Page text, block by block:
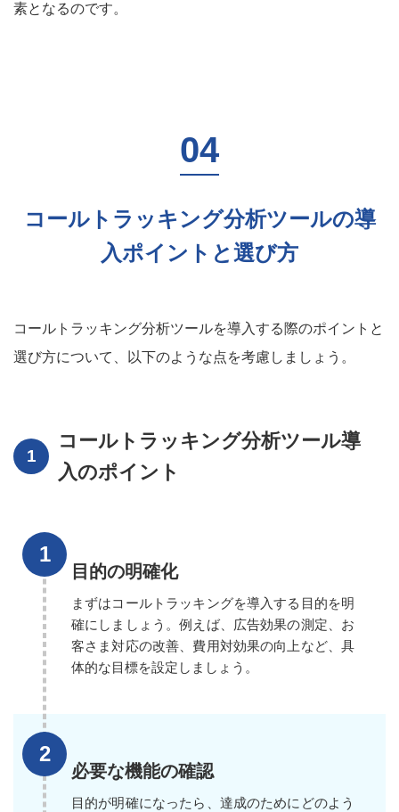
素となるのです。
コールトラッキング分析ツールの導
入ポイントと選び方
コールトラッキング分析ツールを導入する際のポイントと
選び方について、以下のような点を考慮しましょう。
コールトラッキング分析ツール導
入のポイント
目的の明確化
まずはコールトラッキングを導入する目的を明
確にしましょう。例えば、広告効果の測定、お
客さま対応の改善、費用対効果の向上など、具
体的な目標を設定しましょう。
必要な機能の確認
目的が明確になったら、達成のためにどのよう